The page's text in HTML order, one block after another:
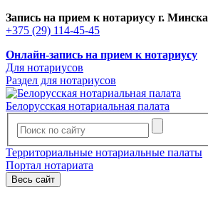
Запись на прием к нотариусу г. Минска
+375 (29) 114-45-45
Онлайн-запись на прием к нотариусу
Для нотариусов
Раздел для нотариусов
Белорусская нотариальная палата
Территориальные нотариальные палаты
Портал нотариата
Весь сайт